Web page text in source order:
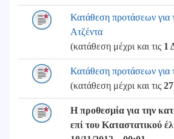
Κατάθεση προτάσεων για
Ατζέντα
(κατάθεση μέχρι και τις 1
Κατάθεση προτάσεων για
(κατάθεση μέχρι και τις
Η προθεσμία για την
επί του Καταστατικού